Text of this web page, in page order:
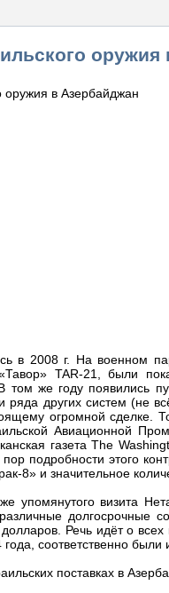
в 2008 г. На военном
TAR-21, были
том же году появились
ряда других систем (не
огромной сделке.
Авиационной
газета The
подробности этого
8» и значительное
упомянутого визита
долгосрочные
Речь идёт о всех
соответственно
поставках в